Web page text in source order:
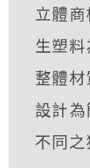
立體
生塑料
整體
設計
不同之